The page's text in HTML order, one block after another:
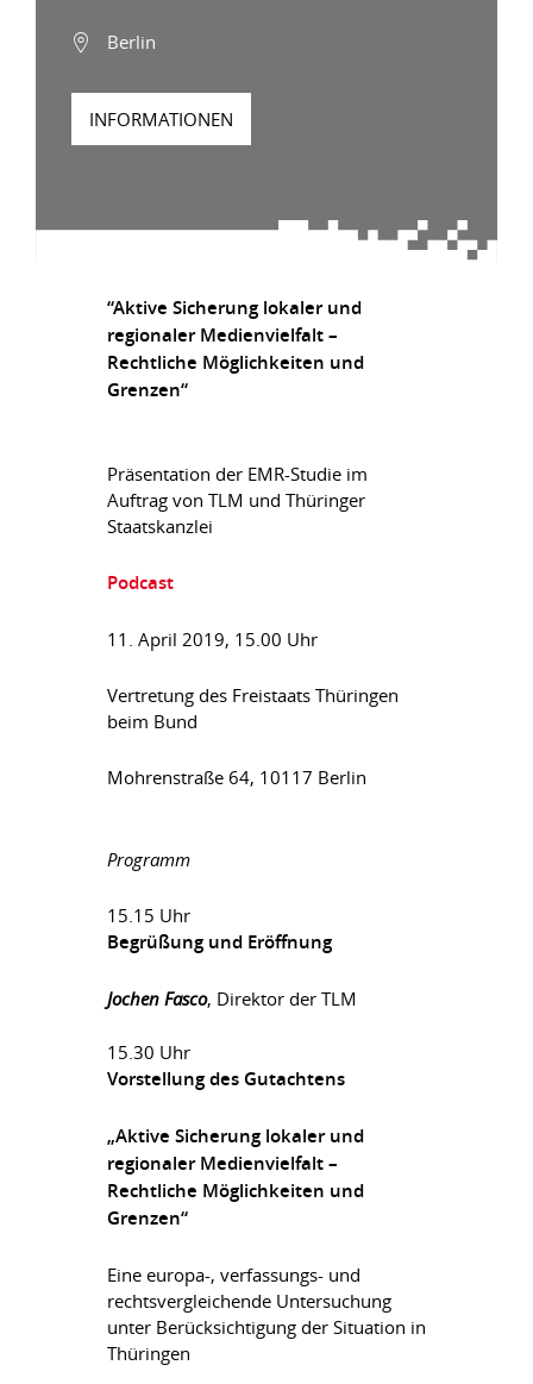
Berlin
INFORMATIONEN
“Aktive Sicherung lokaler und
regionaler Medienvielfalt –
Rechtliche Möglichkeiten und
Grenzen“
Präsentation der EMR-Studie im
Auftrag von TLM und Thüringer
Staatskanzlei
Podcast
11. April 2019, 15.00 Uhr
Vertretung des Freistaats Thüringen
beim Bund
Mohrenstraße 64, 10117 Berlin
Programm
15.15 Uhr
Begrüßung und Eröffnung
Jochen Fasco, Direktor der TLM
15.30 Uhr
Vorstellung des Gutachtens
„Aktive Sicherung lokaler und
regionaler Medienvielfalt –
Rechtliche Möglichkeiten und
Grenzen“
Eine europa-, verfassungs- und
rechtsvergleichende Untersuchung
unter Berücksichtigung der Situation in
Thüringen